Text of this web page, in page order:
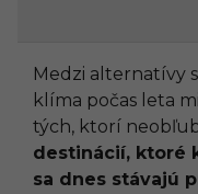
Medzi alternatívy
klíma počas leta
tých, ktorí
destinácií, ktoré
sa dnes stávajú